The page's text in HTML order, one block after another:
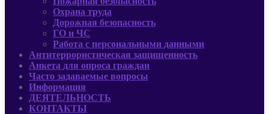
Охрана труда
Дорожная безопасность
ГО и ЧС
Работа с персональными данными
Антитеррористическая защищенность
Анкета для опроса граждан
Часто задаваемые вопросы
Информация
ДЕЯТЕЛЬНОСТЬ
КОНТАКТЫ